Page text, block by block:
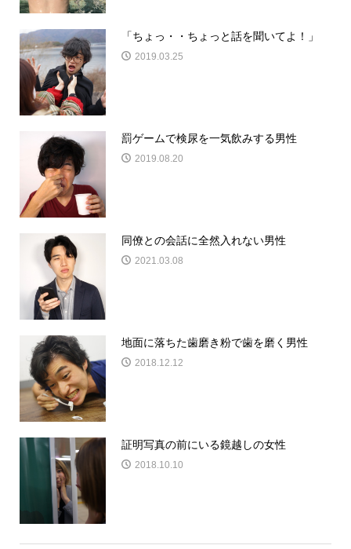
「ちょっ・・ちょっと話を聞いてよ！」
2019.03.25
罰ゲームで検尿を一気飲みする男性
2019.08.20
同僚との会話に全然入れない男性
2021.03.08
地面に落ちた歯磨き粉で歯を磨く男性
2018.12.12
証明写真の前にいる鏡越しの女性
2018.10.10